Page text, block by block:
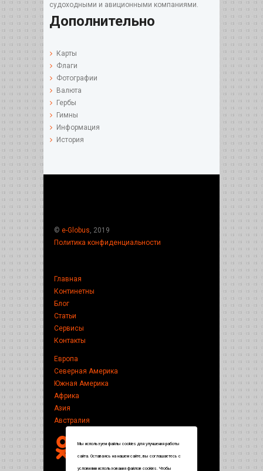
судоходными и авиционными компаниями.
Дополнительно
Карты
Флаги
Фотографии
Валюта
Гербы
Гимны
Информация
История
© e-Globus , 2019
Политика конфиденциальности
Главная
Континетны
Блог
Статьи
Сервисы
Контакты
Европа
Северная Америка
Южная Америка
Африка
Азия
Австралия
Мы используем файлы cookies для улучшения работы
сайта. Оставаясь на нашем сайте, вы соглашаетесь с
условиями использования файлов cookies. Чтобы